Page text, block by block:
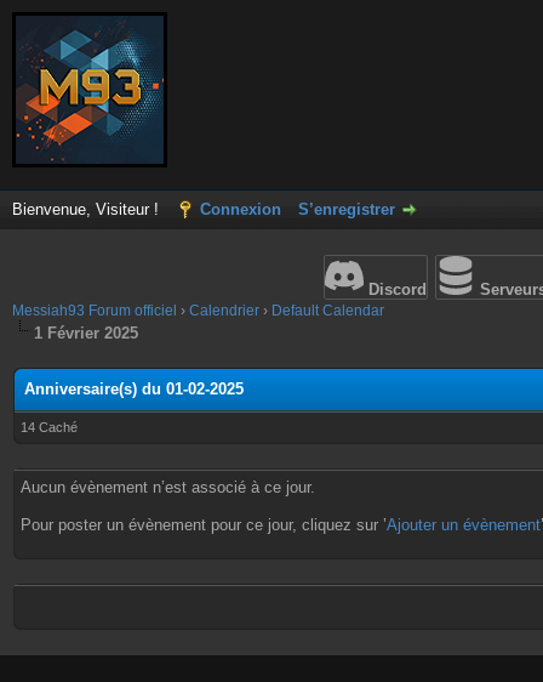
Bienvenue, Visiteur ! Connexion S’enregistrer
Discord
Messiah93 Forum officiel › Calendrier › Default Calendar
1 Février 2025
Anniversaire(s) du 01-02-2025
14 Caché
Aucun évènement n’est associé à ce jour.
Pour poster un évènement pour ce jour, cliquez sur ’Ajouter un évènement